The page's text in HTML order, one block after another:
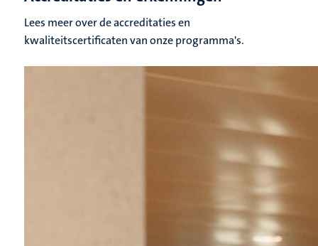
Lees meer over de accreditaties en
kwaliteitscertificaten van onze programma's.